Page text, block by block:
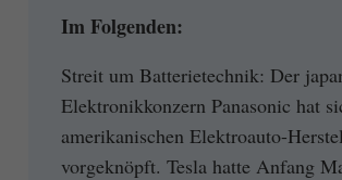
Im Folgenden:
Streit um Batterietechnik: Der
Elektronikkonzern Panasonic hat
amerikanischen Elektroauto-
vorgeknöpft. Tesla hatte Anfang